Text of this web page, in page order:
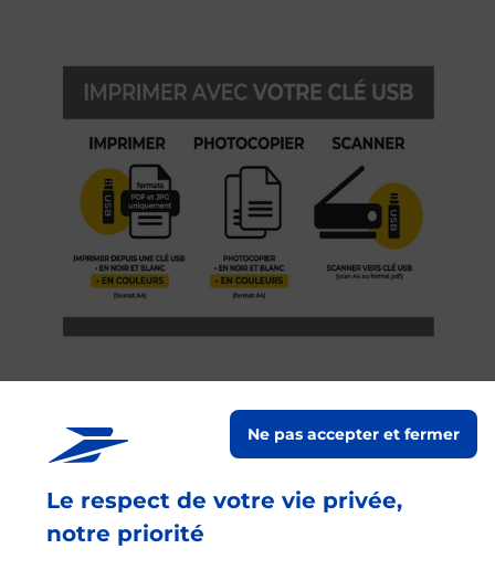
Le respect de votre vie privée,
notre priorité
Ne pas accepter et fermer
Services
En savoir plus